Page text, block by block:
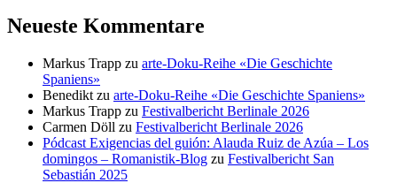
Neueste Kommentare
Markus Trapp zu arte-Doku-Reihe «Die Geschichte
Spaniens»
Benedikt zu arte-Doku-Reihe «Die Geschichte Spaniens»
Markus Trapp zu Festivalbericht Berlinale 2026
Carmen Döll zu Festivalbericht Berlinale 2026
Pódcast Exigencias del guión: Alauda Ruiz de Azúa – Los
domingos – Romanistik-Blog zu Festivalbericht San
Sebastián 2025